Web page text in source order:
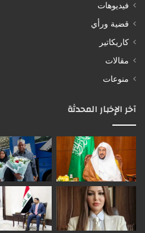
فيديوهات
قضية ورأي
كاريكاتير
مقالات
منوعات
آخر الإخبار المحدثة